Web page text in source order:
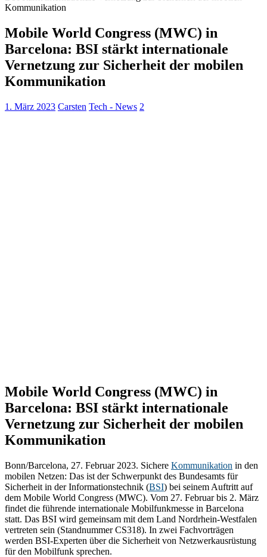
Kommunikation
Mobile World Congress (MWC) in
Barcelona: BSI stärkt internationale
Vernetzung zur Sicherheit der mobilen
Kommunikation
1. März 2023 Carsten Tech - News 2
Mobile World Congress (MWC) in
Barcelona: BSI stärkt internationale
Vernetzung zur Sicherheit der mobilen
Kommunikation
Bonn/Barcelona, 27. Februar 2023. Sichere Kommunikation in den
mobilen Netzen: Das ist der Schwerpunkt des Bundesamts für
Sicherheit in der Informationstechnik (BSI) bei seinem Auftritt auf
dem Mobile World Congress (MWC). Vom 27. Februar bis 2. März
findet die führende internationale Mobilfunkmesse in Barcelona
statt. Das BSI wird gemeinsam mit dem Land Nordrhein-Westfalen
vertreten sein (Standnummer CS318). In zwei Fachvorträgen
werden BSI-Experten über die Sicherheit von Netzwerkausrüstung
für den Mobilfunk sprechen.